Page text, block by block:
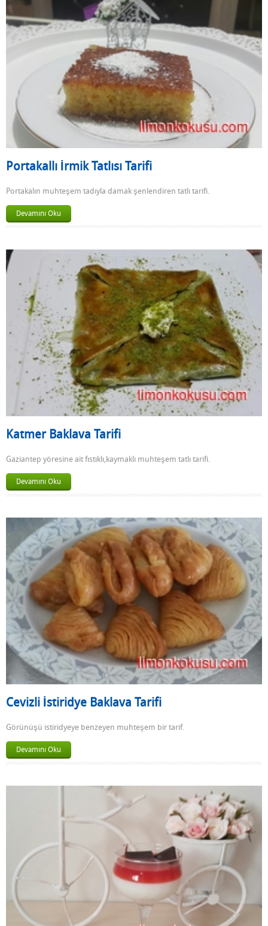
Portakallı İrmik Tatlısı Tarifi
Portakalın muhteşem tadıyla damak şenlendiren tatlı tarifi.
Devamını Oku
Katmer Baklava Tarifi
Gaziantep yöresine ait fıstıklı,kaymaklı muhteşem tatlı tarifi.
Devamını Oku
Cevizli İstiridye Baklava Tarifi
Görünüşü istiridyeye benzeyen muhteşem bir tarif.
Devamını Oku